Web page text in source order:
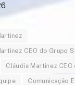
CEO do Grupo
Cláudia Martinez CEO
Comunicação